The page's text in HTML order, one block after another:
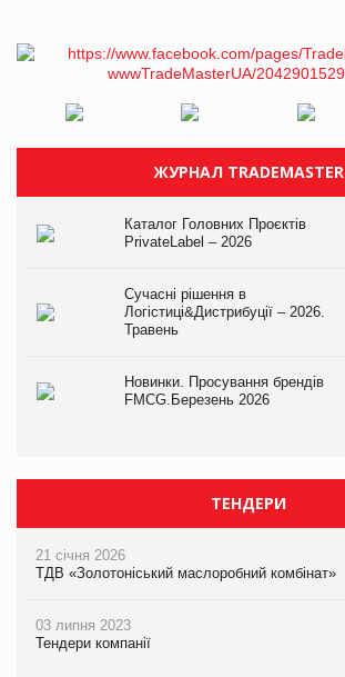
ЖУРНАЛ TRADEMASTER
Каталог Головних Проєктів
PrivateLabel – 2026
Сучасні рішення в
Логістиці&Дистрибуції – 2026.
Травень
Новинки. Просування брендів
FMCG.Березень 2026
ТЕНДЕРИ
21 січня 2026
ТДВ «Золотоніський маслоробний комбінат»
03 липня 2023
Тендери компанії